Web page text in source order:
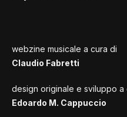
webzine musicale a cura di
Claudio Fabretti
design originale e sviluppo a
Edoardo M. Cappuccio